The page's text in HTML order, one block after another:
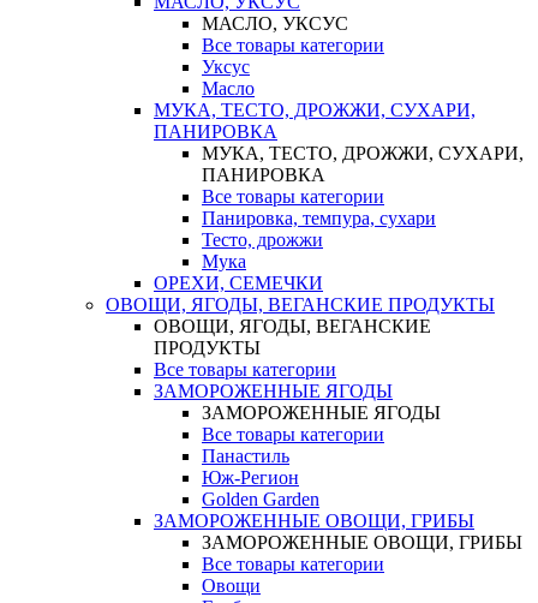
МАСЛО, УКСУС
Все товары категории
Уксус
Масло
МУКА, ТЕСТО, ДРОЖЖИ, СУХАРИ,
ПАНИРОВКА
МУКА, ТЕСТО, ДРОЖЖИ, СУХАРИ,
ПАНИРОВКА
Все товары категории
Панировка, темпура, сухари
Тесто, дрожжи
Мука
ОРЕХИ, СЕМЕЧКИ
ОВОЩИ, ЯГОДЫ, ВЕГАНСКИЕ ПРОДУКТЫ
ОВОЩИ, ЯГОДЫ, ВЕГАНСКИЕ
ПРОДУКТЫ
Все товары категории
ЗАМОРОЖЕННЫЕ ЯГОДЫ
ЗАМОРОЖЕННЫЕ ЯГОДЫ
Все товары категории
Панастиль
Юж-Регион
Golden Garden
ЗАМОРОЖЕННЫЕ ОВОЩИ, ГРИБЫ
ЗАМОРОЖЕННЫЕ ОВОЩИ, ГРИБЫ
Все товары категории
Овощи